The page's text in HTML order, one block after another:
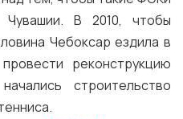
В 2010, чтобы
Чебоксар ездила в
реконструкцию
строительство